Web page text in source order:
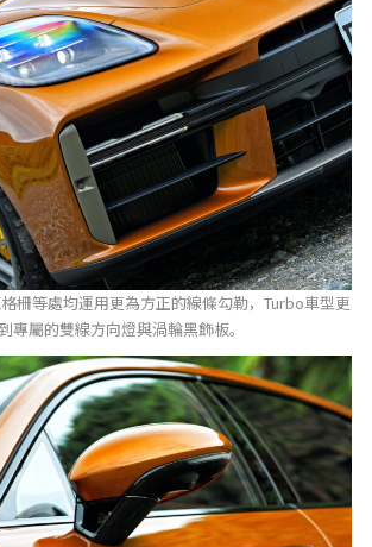
柵等處均運用更為方正的線條勾勒，Turbo車型更
專屬的雙線方向燈與渦輪黑飾板。